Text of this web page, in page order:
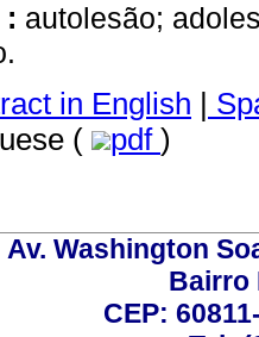
autolesão;
in English |
( pdf )
Av. Washington
Bairro
CEP: